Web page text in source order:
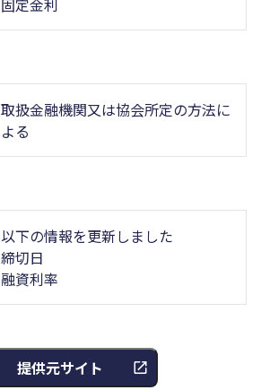
取扱金融機関又は協会所定の方法に
よる
以下の情報を更新しました
締切日
融資利率
提供元サイト